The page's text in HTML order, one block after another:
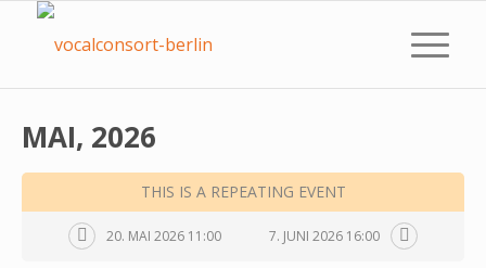
MAI, 2026
THIS IS A REPEATING EVENT
20. MAI 2026 11:00 7. JUNI 2026 16:00